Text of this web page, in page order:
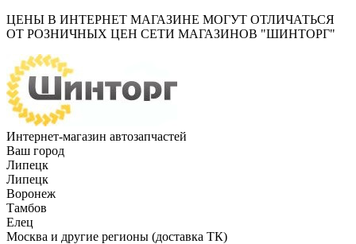
ЦЕНЫ В ИНТЕРНЕТ МАГАЗИНЕ МОГУТ ОТЛИЧАТЬСЯ
ОТ РОЗНИЧНЫХ ЦЕН СЕТИ МАГАЗИНОВ "ШИНТОРГ"
Интернет-магазин автозапчастей
Ваш город
Липецк
Липецк
Воронеж
Тамбов
Елец
Москва и другие регионы (доставка ТК)